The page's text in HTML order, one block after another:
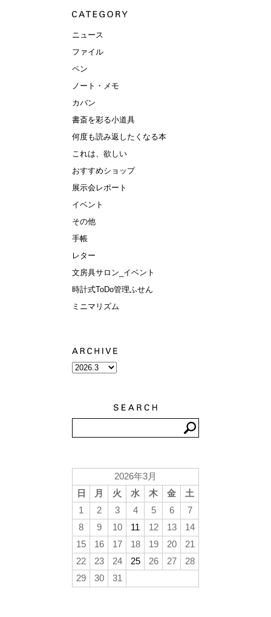
ニュース
ファイル
ペン
ノート・メモ
カバン
書斎を彩る小道具
何度も読み返したくなる本
これは、欲しい
おすすめショップ
展示会レポート
イベント
その他
手帳
レター
文房具サロン_イベント
時計式ToDo管理ふせん
ミニマリズム
2026年3月
日
月 火 水 木 金
土
1
2 3 4 5 6
7
8
9 10 11 12 13
14
15
16 17 18 19 20
21
22
23 24 25 26 27
28
29
30 31